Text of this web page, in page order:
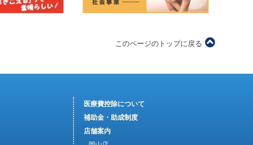
このページのトップに戻る
医療費控除について
補助金・助成制度
店舗案内